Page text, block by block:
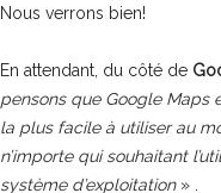
Nous verrons bien!
En attendant, du côté de
pensons que Google Maps
la plus facile à utiliser au
n’importe qui souhaitant
système d’exploitation» .